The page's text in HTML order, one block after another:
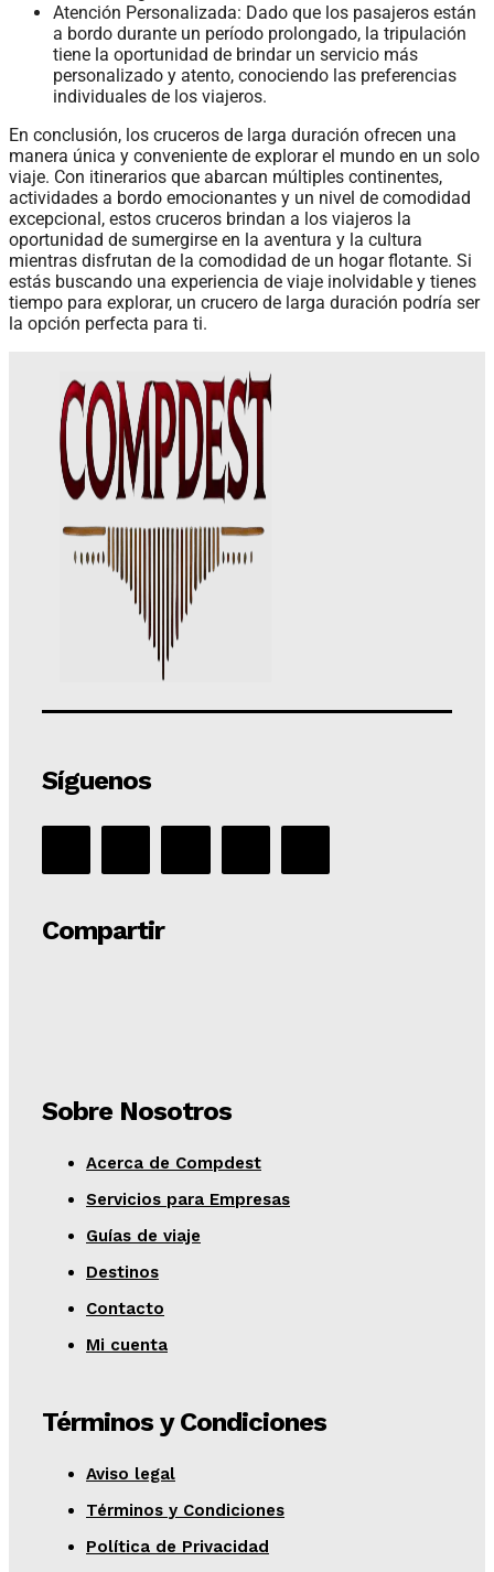
Atención Personalizada: Dado que los pasajeros están
a bordo durante un período prolongado, la tripulación
tiene la oportunidad de brindar un servicio más
personalizado y atento, conociendo las preferencias
individuales de los viajeros.
En conclusión, los cruceros de larga duración ofrecen una
manera única y conveniente de explorar el mundo en un solo
viaje. Con itinerarios que abarcan múltiples continentes,
actividades a bordo emocionantes y un nivel de comodidad
excepcional, estos cruceros brindan a los viajeros la
oportunidad de sumergirse en la aventura y la cultura
mientras disfrutan de la comodidad de un hogar flotante. Si
estás buscando una experiencia de viaje inolvidable y tienes
tiempo para explorar, un crucero de larga duración podría ser
la opción perfecta para ti.
Síguenos
Compartir
Sobre Nosotros
Acerca de Compdest
Servicios para Empresas
Guías de viaje
Destinos
Contacto
Mi cuenta
Términos y Condiciones
Aviso legal
Términos y Condiciones
Política de Privacidad